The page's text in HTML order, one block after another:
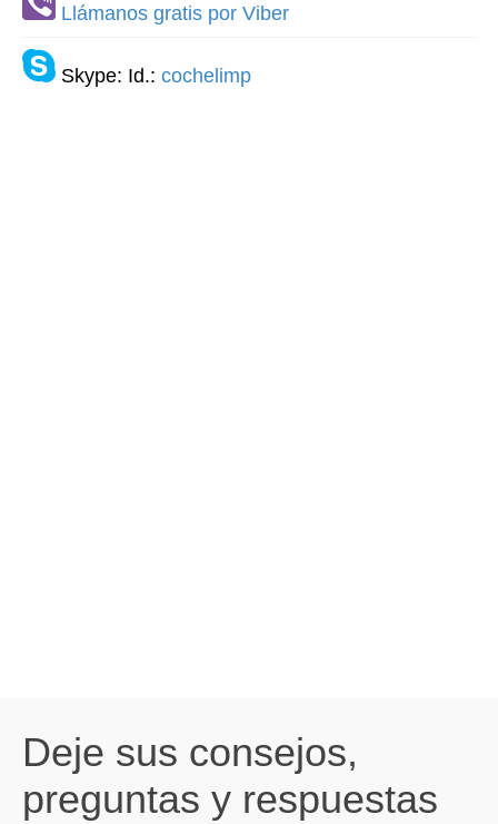
Llámanos gratis por Viber
Skype: Id.: cochelimp
Deje sus consejos,
preguntas y respuestas